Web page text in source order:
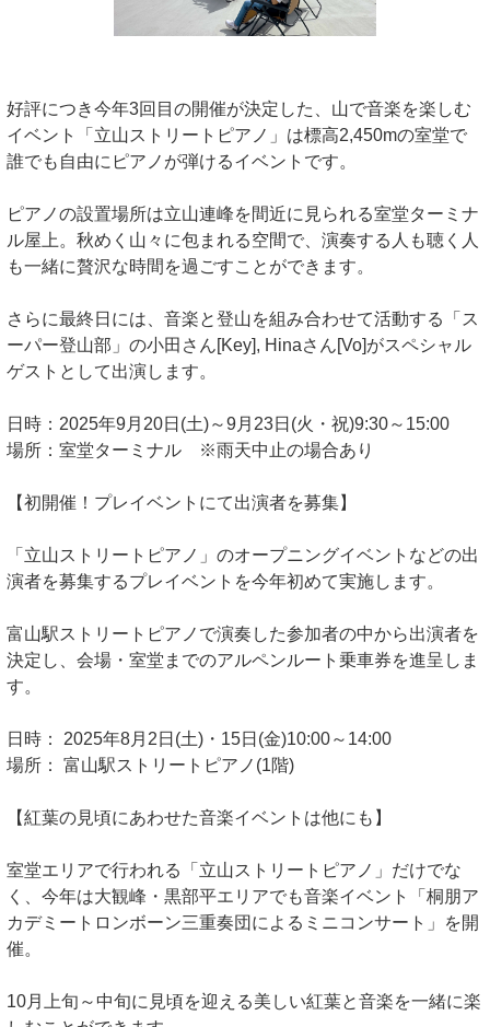
好評につき今年3回目の開催が決定した、山で音楽を楽しむ
イベント「立山ストリートピアノ」は標高2,450mの室堂で
誰でも自由にピアノが弾けるイベントです。
ピアノの設置場所は立山連峰を間近に見られる室堂ターミナ
ル屋上。秋めく山々に包まれる空間で、演奏する人も聴く人
も一緒に贅沢な時間を過ごすことができます。
さらに最終日には、音楽と登山を組み合わせて活動する「ス
ーパー登山部」の小田さん[Key], Hinaさん[Vo]がスペシャル
ゲストとして出演します。
日時：2025年9月20日(土)～9月23日(火・祝)9:30～15:00
場所：室堂ターミナル ※雨天中止の場合あり
【初開催！プレイベントにて出演者を募集】
「立山ストリートピアノ」のオープニングイベントなどの出
演者を募集するプレイベントを今年初めて実施します。
富山駅ストリートピアノで演奏した参加者の中から出演者を
決定し、会場・室堂までのアルペンルート乗車券を進呈しま
す。
日時： 2025年8月2日(土)・15日(金)10:00～14:00
場所： 富山駅ストリートピアノ(1階)
【紅葉の見頃にあわせた音楽イベントは他にも】
室堂エリアで行われる「立山ストリートピアノ」だけでな
く、今年は大観峰・黒部平エリアでも音楽イベント「桐朋ア
カデミートロンボーン三重奏団によるミニコンサート」を開
催。
10月上旬～中旬に見頃を迎える美しい紅葉と音楽を一緒に楽